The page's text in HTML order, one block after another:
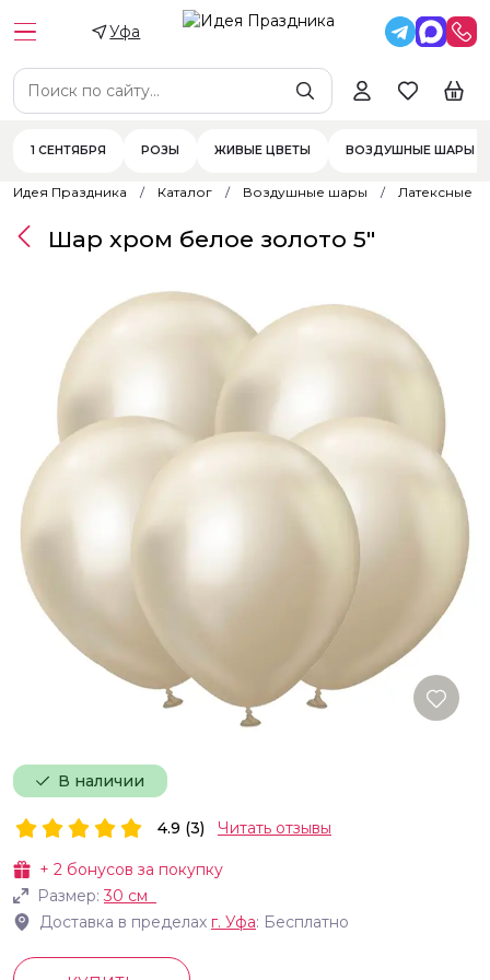
Уфа
1 СЕНТЯБРЯ РОЗЫ ЖИВЫЕ ЦВЕТЫ ВОЗДУШНЫЕ ШАРЫ
Идея Праздника Каталог Воздушные шары Латексные
В наличии
Шар хром белое золото 5"
+ 2 бонусов за покупку
Размер:30 см
Доставка в пределах г. Уфа: Бесплатно
4.9 (3) Читать отзывы